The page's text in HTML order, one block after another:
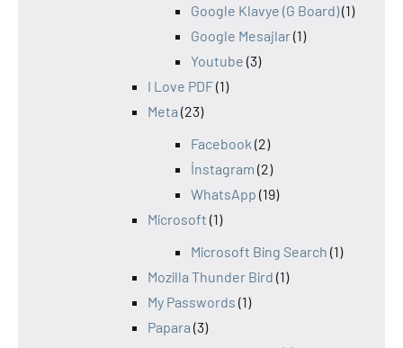
Google Klavye (G Board)(1)
Google Mesajlar(1)
Youtube (3)
I Love PDF(1)
Meta (23)
Facebook (2)
İnstagram (2)
WhatsApp (19)
Microsoft (1)
Microsoft Bing Search (1)
Mozilla Thunder Bird (1)
My Passwords (1)
Papara (3)